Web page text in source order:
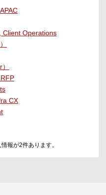
Client Operations
CX
報が2件あります。